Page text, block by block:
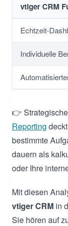
vtiger CRM
Echtzeit-
Individuelle
👉
Reporting
bestimmte
dauern als
oder Ihre
Mit diesen
vtiger CRM in
Sie hören auf